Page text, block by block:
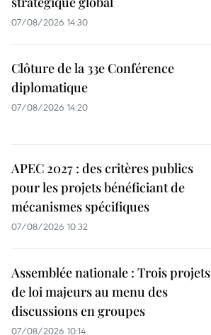
07/08/2026 14:30
Clôture de la 33e Conférence
diplomatique
07/08/2026 14:20
APEC 2027 : des critères publics
pour les projets bénéficiant de
mécanismes spécifiques
07/08/2026 10:32
Assemblée nationale : Trois projets
de loi majeurs au menu des
discussions en groupes
07/08/2026 10:14